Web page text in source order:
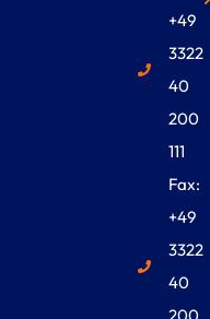
+49
3322
40
200
111
Fax:
+49
3322
40